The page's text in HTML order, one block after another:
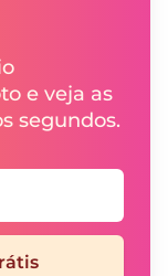
e veja as
segundos.